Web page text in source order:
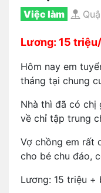
Việc làm
Lương: 15
Hôm nay em
tháng tại chung
Nhà thì đã có chị
về chỉ tập trung
Vợ chồng em rất
cho bé chu đáo,
Lương: 15 triệu